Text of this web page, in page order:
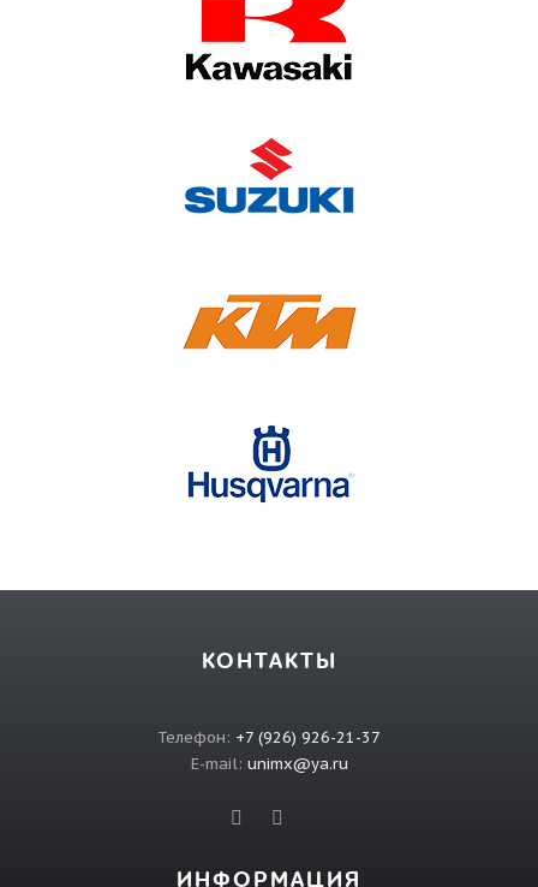
КОНТАКТЫ
Телефон: +7 (926) 926-21-37
E-mail: unimx@ya.ru
ИНФОРМАЦИЯ